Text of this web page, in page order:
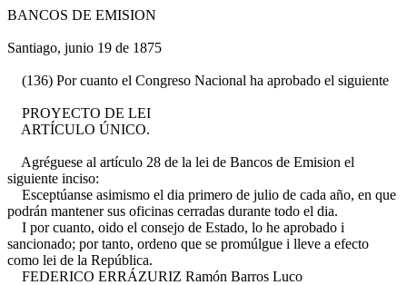
BANCOS DE EMISION
Santiago, junio 19 de 1875
(136) Por cuanto el Congreso Nacional ha aprobado el siguiente
PROYECTO DE LEI
ARTÍCULO ÚNICO.
Agréguese al artículo 28 de la lei de Bancos de Emision el
siguiente inciso:
Esceptúanse asimismo el dia primero de julio de cada año, en que
podrán mantener sus oficinas cerradas durante todo el dia.
I por cuanto, oido el consejo de Estado, lo he aprobado i
sancionado; por tanto, ordeno que se promúlgue i lleve a efecto
como lei de la República.
FEDERICO ERRÁZURIZ Ramón Barros Luco